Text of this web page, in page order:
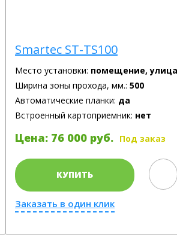
Smartec ST-TS100
Место установки: помещение, улица
Ширина зоны прохода, мм.: 500
Автоматические планки: да
Встроенный картоприемник: нет
Цена: 76 000 руб. Под заказ
КУПИТЬ
Заказать в один клик